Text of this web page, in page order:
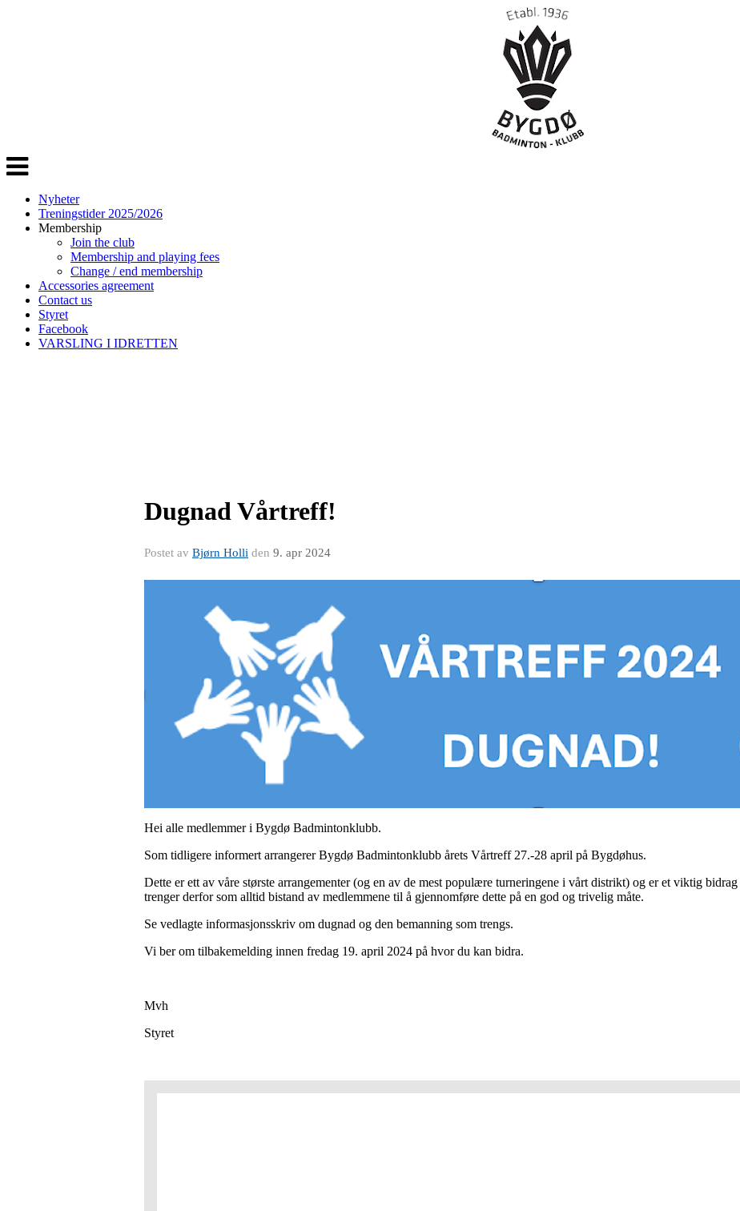
Veksle
navigasjon
Nyheter
Treningstider 2025/2026
Membership
Join the club
Membership and playing fees
Change / end membership
Accessories agreement
Contact us
Styret
Facebook
VARSLING I IDRETTEN
Dugnad Vårtreff!
Postet av Bjørn Holli den 9. apr 2024
Hei alle medlemmer i Bygdø Badmintonklubb.
Som tidligere informert arrangerer Bygdø Badmintonklubb årets Vårtreff 27.-28 april på Bygdøhus.
Dette er ett av våre største arrangementer (og en av de mest populære turneringene i vårt distrikt) og er et viktig
trenger derfor som alltid bistand av medlemmene til å gjennomføre dette på en god og trivelig måte.
Se vedlagte informasjonsskriv om dugnad og den bemanning som trengs.
Vi ber om tilbakemelding innen fredag 19. april 2024 på hvor du kan bidra.
Mvh
Styret